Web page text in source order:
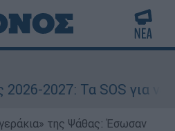
2027: Τα SOS για να
της Ψάθας: Έσωσαν